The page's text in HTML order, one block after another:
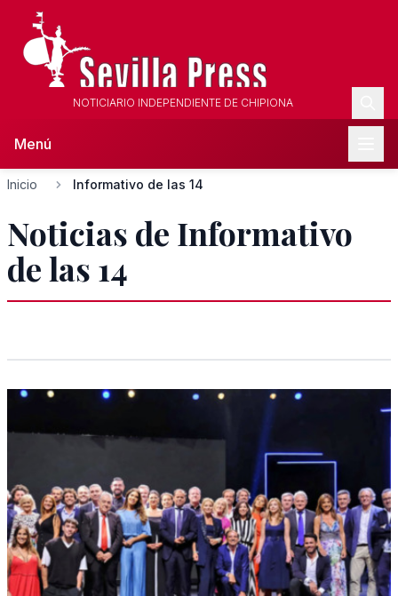
NOTICIARIO INDEPENDIENTE DE CHIPIONA
Menú
Inicio Informativo de las 14
Noticias de Informativo
de las 14